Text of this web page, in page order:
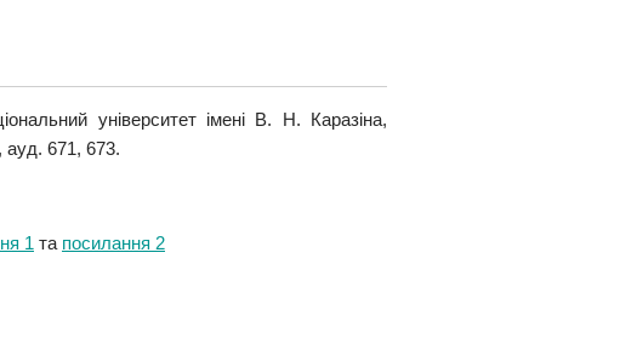
університет імені В. Н. Каразіна,
ауд. 671, 673.
1 та посилання 2